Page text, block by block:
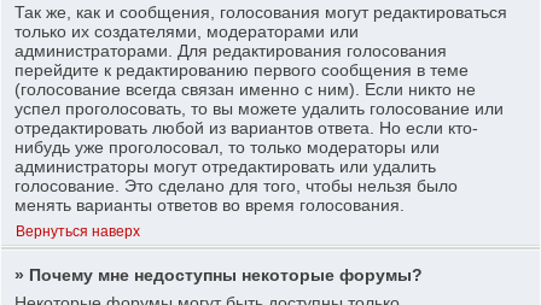
Так же, как и сообщения, голосования могут редактироваться
только их создателями, модераторами или
администраторами. Для редактирования голосования
перейдите к редактированию первого сообщения в теме
(голосование всегда связан именно с ним). Если никто не
успел проголосовать, то вы можете удалить голосование или
отредактировать любой из вариантов ответа. Но если кто-
нибудь уже проголосовал, то только модераторы или
администраторы могут отредактировать или удалить
голосование. Это сделано для того, чтобы нельзя было
менять варианты ответов во время голосования.
Вернуться наверх
» Почему мне недоступны некоторые форумы?